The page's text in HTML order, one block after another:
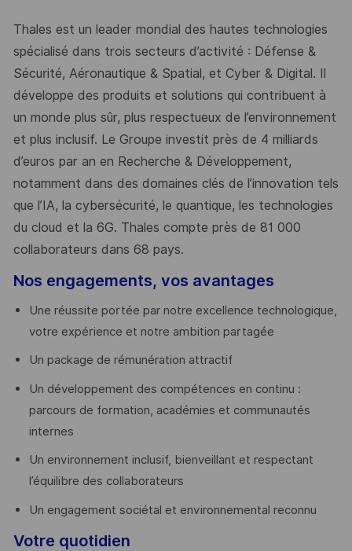
Thales est un leader mondial des hautes technologies
spécialisé dans trois secteurs d’activité : Défense &
Sécurité, Aéronautique & Spatial, et Cyber & Digital. Il
développe des produits et solutions qui contribuent à
un monde plus sûr, plus respectueux de l’environnement
et plus inclusif. Le Groupe investit près de 4 milliards
d’euros par an en Recherche & Développement,
notamment dans des domaines clés de l’innovation tels
que l’IA, la cybersécurité, le quantique, les technologies
du cloud et la 6G. Thales compte près de 81 000
collaborateurs dans 68 pays.
Nos engagements, vos avantages
Une réussite portée par notre excellence technologique,
votre expérience et notre ambition partagée
Un package de rémunération attractif
Un développement des compétences en continu :
parcours de formation, académies et communautés
internes
Un environnement inclusif, bienveillant et respectant
l’équilibre des collaborateurs
Un engagement sociétal et environnemental reconnu
Votre quotidien